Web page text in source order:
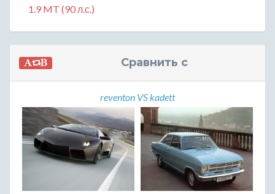
1.9 MT (90 л.с.)
Сравнить с
reventon VS kadett